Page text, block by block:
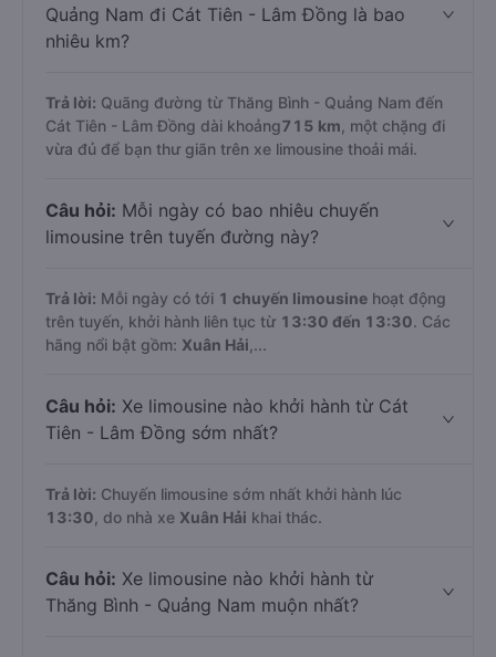
Quảng Nam đi Cát Tiên - Lâm Đồng là bao
nhiêu km?
Trả lời: Quãng đường từ Thăng Bình - Quảng Nam đến
Cát Tiên - Lâm Đồng dài khoảng715 km , một chặng đi
vừa đủ để bạn thư giãn trên xe limousine thoải mái.
Câu hỏi: Mỗi ngày có bao nhiêu chuyến
limousine trên tuyến đường này?
Trả lời: Mỗi ngày có tới 1 chuyến limousine hoạt động
trên tuyến, khởi hành liên tục từ 13:30 đến 13:30. Các
hãng nổi bật gồm: Xuân Hải ,...
Câu hỏi: Xe limousine nào khởi hành từ Cát
Tiên - Lâm Đồng sớm nhất?
Trả lời: Chuyến limousine sớm nhất khởi hành lúc
13:30 , do nhà xe Xuân Hải khai thác.
Câu hỏi: Xe limousine nào khởi hành từ
Thăng Bình - Quảng Nam muộn nhất?